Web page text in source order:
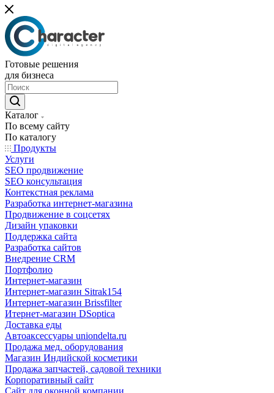
Готовые решения
для бизнеса
Каталог
По всему сайту
По каталогу
Продукты
Услуги
SEO продвижение
SEO консультация
Контекстная реклама
Разработка интернет-магазина
Продвижение в соцсетях
Дизайн упаковки
Поддержка сайта
Разработка сайтов
Внедрение CRM
Портфолио
Интернет-магазин
Интернет-магазин Sitrak154
Интернет-магазин Brissfilter
Итернет-магазин DSoptica
Доставка еды
Автоаксессуары uniondelta.ru
Продажа мед. оборудования
Магазин Индийской косметики
Продажа запчастей, садовой техники
Корпоративный сайт